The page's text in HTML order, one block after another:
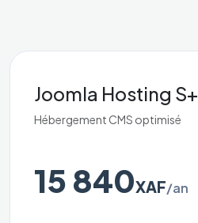
Joomla Hosting S+
Hébergement CMS optimisé
15 840XAF/an